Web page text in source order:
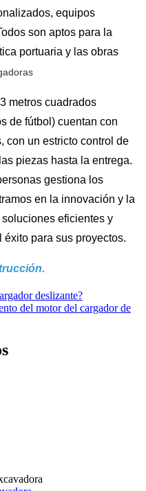
equipos
son aptos para la
portuaria y las obras
metros cuadrados
de fútbol) cuentan con
con un estricto control de
piezas hasta la entrega.
gestiona los
en la innovación y la
eficientes y
para sus proyectos.
deslizante?
del motor del cargador de